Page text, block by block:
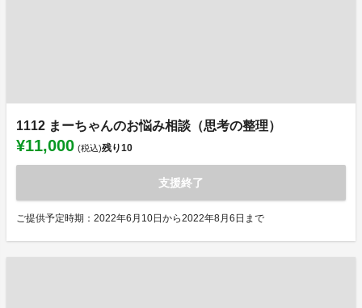
1112 まーちゃんのお悩み相談（思考の整理）
¥11,000 (税込)残り10
支援終了
ご提供予定時期：2022年6月10日から2022年8月6日まで